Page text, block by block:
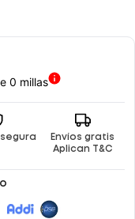
0 millas
Envíos gratis
Aplican T&C